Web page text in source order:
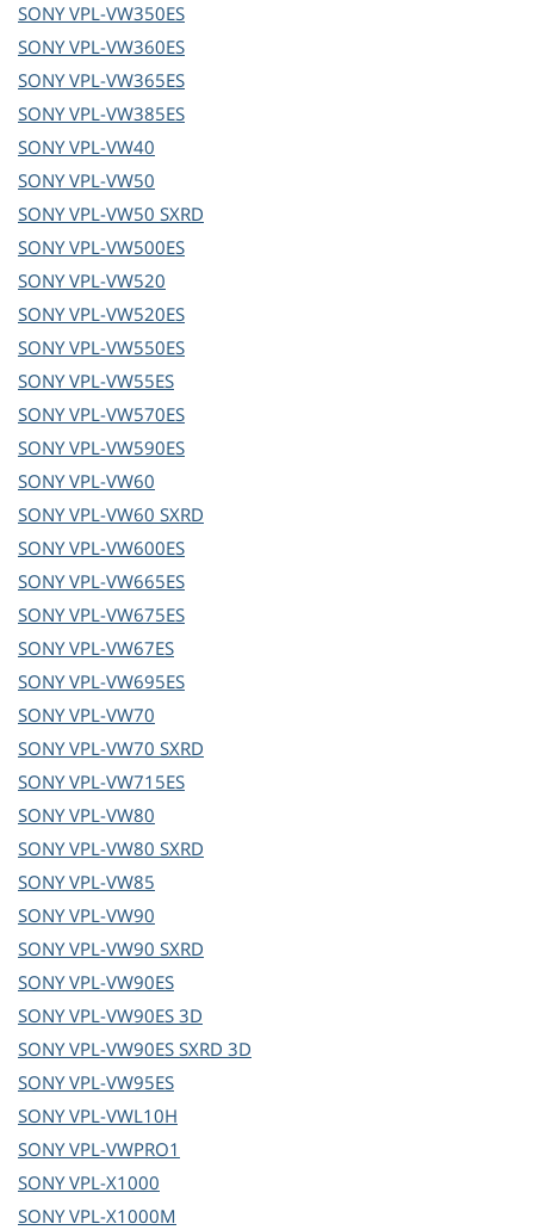
SONYVPL-VW350ES
SONYVPL-VW360ES
SONYVPL-VW365ES
SONYVPL-VW385ES
SONYVPL-VW40
SONYVPL-VW50
SONYVPL-VW50 SXRD
SONYVPL-VW500ES
SONYVPL-VW520
SONYVPL-VW520ES
SONYVPL-VW550ES
SONYVPL-VW55ES
SONYVPL-VW570ES
SONYVPL-VW590ES
SONYVPL-VW60
SONYVPL-VW60 SXRD
SONYVPL-VW600ES
SONYVPL-VW665ES
SONYVPL-VW675ES
SONYVPL-VW67ES
SONYVPL-VW695ES
SONYVPL-VW70
SONYVPL-VW70 SXRD
SONYVPL-VW715ES
SONYVPL-VW80
SONYVPL-VW80 SXRD
SONYVPL-VW85
SONYVPL-VW90
SONYVPL-VW90 SXRD
SONYVPL-VW90ES
SONYVPL-VW90ES 3D
SONYVPL-VW90ES SXRD 3D
SONYVPL-VW95ES
SONYVPL-VWL10H
SONYVPL-VWPRO1
SONYVPL-X1000
SONYVPL-X1000M